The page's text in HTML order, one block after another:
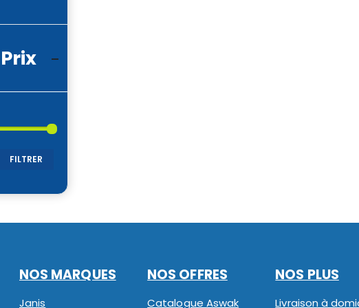
FILTRER
NOS MARQUES
Janis
NOS OFFRES
Catalogue Aswak
NOS PLUS
Livraison à